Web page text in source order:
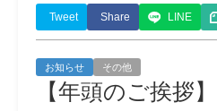
Tweet Share LINE
お知らせ その他
【年頭のご挨拶